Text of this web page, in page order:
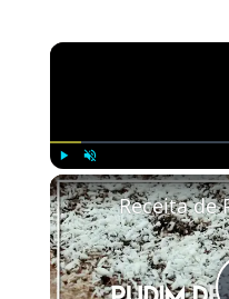
Play Unmute